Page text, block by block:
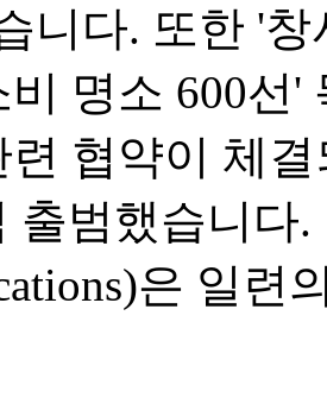
니다. 또한 '
비 명소 600선
련 협약이 체
출범했습니다
은 일련